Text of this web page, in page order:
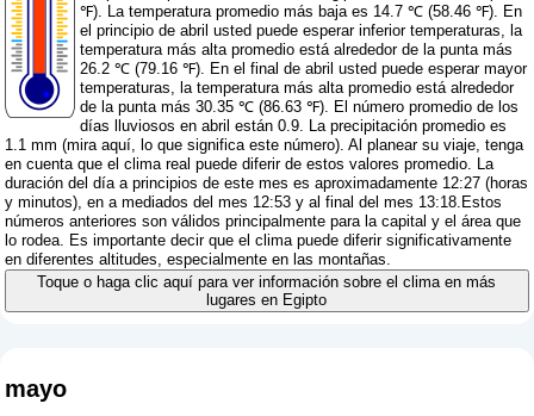
℉). La temperatura promedio más baja es 14.7 ℃ (58.46 ℉). En
el principio de abril usted puede esperar inferior temperaturas, la
temperatura más alta promedio está alrededor de la punta más
26.2 ℃ (79.16 ℉). En el final de abril usted puede esperar mayor
temperaturas, la temperatura más alta promedio está alrededor
de la punta más 30.35 ℃ (86.63 ℉). El número promedio de los
días lluviosos en abril están 0.9. La precipitación promedio es
1.1 mm (mira aquí, lo que significa este número). Al planear su viaje, tenga
en cuenta que el clima real puede diferir de estos valores promedio. La
duración del día a principios de este mes es aproximadamente 12:27 (horas
y minutos), en a mediados del mes 12:53 y al final del mes 13:18.Estos
números anteriores son válidos principalmente para la capital y el área que
lo rodea. Es importante decir que el clima puede diferir significativamente
en diferentes altitudes, especialmente en las montañas.
Toque o haga clic aquí para ver información sobre el clima en más
lugares en Egipto
mayo